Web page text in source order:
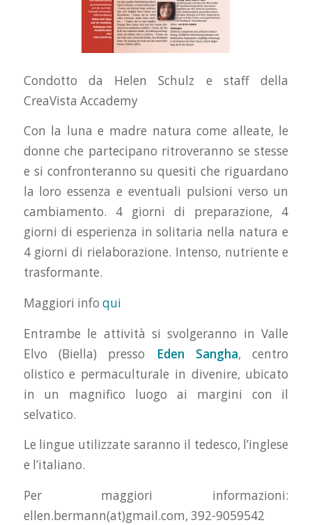
Condotto da Helen Schulz e staff della
CreaVista Accademy
Con la luna e madre natura come alleate, le
donne che partecipano ritroveranno se stesse
e si confronteranno su quesiti che riguardano
la loro essenza e eventuali pulsioni verso un
cambiamento. 4 giorni di preparazione, 4
giorni di esperienza in solitaria nella natura e
4 giorni di rielaborazione. Intenso, nutriente e
trasformante.
Maggiori info qui
Entrambe le attività si svolgeranno in Valle
Elvo (Biella) presso
Eden Sangha, centro
olistico e permaculturale in divenire, ubicato
in un magnifico luogo ai margini con il
selvatico.
Le lingue utilizzate saranno il tedesco, l’inglese
e l’italiano.
Per maggiori informazioni:
ellen.bermann(at)gmail.com, 392-9059542